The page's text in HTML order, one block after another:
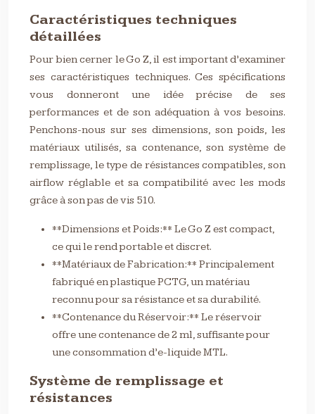
Caractéristiques techniques
détaillées
Pour bien cerner le Go Z, il est important d’examiner
ses caractéristiques techniques. Ces spécifications
vous donneront une idée précise de ses
performances et de son adéquation à vos besoins.
Penchons-nous sur ses dimensions, son poids, les
matériaux utilisés, sa contenance, son système de
remplissage, le type de résistances compatibles, son
airflow réglable et sa compatibilité avec les mods
grâce à son pas de vis 510.
**Dimensions et Poids:** Le Go Z est compact,
ce qui le rend portable et discret.
**Matériaux de Fabrication:** Principalement
fabriqué en plastique PCTG, un matériau
reconnu pour sa résistance et sa durabilité.
**Contenance du Réservoir:** Le réservoir
offre une contenance de 2 ml, suffisante pour
une consommation d’e-liquide MTL.
Système de remplissage et
résistances